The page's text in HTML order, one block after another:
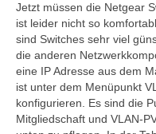
Jetzt müssen die Netgear
ist leider nicht so
sind Switches sehr viel
die anderen
eine IP Adresse aus dem
ist unter dem Menüpunkt
konfigurieren. Es sind die
Mitgliedschaft und VLAN-